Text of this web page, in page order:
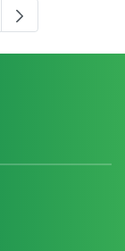
oldalak